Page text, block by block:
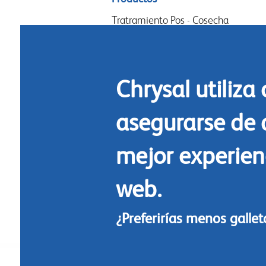
menu
Tratramiento Pos - Cosecha
Commidas florales
Chrysal utiliza
asegurarse
mejor
web.
¿Preferirías menos